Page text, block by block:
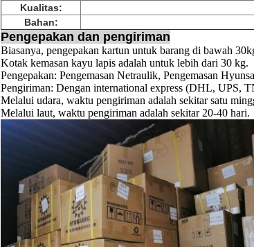
Kualitas:
Bahan:
Pengepakan dan pengiriman
Biasanya, pengepakan kartun untuk barang di bawah
Kotak kemasan kayu lapis adalah untuk lebih dari 30 kg.
Pengepakan: Pengemasan Netraulik, Pengemasan
Pengiriman: Dengan international express (DHL, UPS,
Melalui udara, waktu pengiriman adalah sekitar satu
Melalui laut, waktu pengiriman adalah sekitar 20-40 hari.